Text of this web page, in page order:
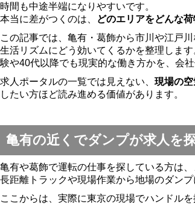
時間も中途半端になりやすいです。
本当に差がつくのは、
どのエリアをどんな
この記事では、亀有・葛飾から市川や江戸
生活リズムにどう効いてくるかを整理しま
験や40代以降でも現実的な働き方かを、会
求人ポータルの一覧では見えない、 現場の
したい方ほど読み進める価値があります。
亀有の近くでダンプが求人を
亀有や葛飾で運転の仕事を探している方は
長距離トラックや現場作業から地場のダン
ここからは、実際に東京の現場でハンドル